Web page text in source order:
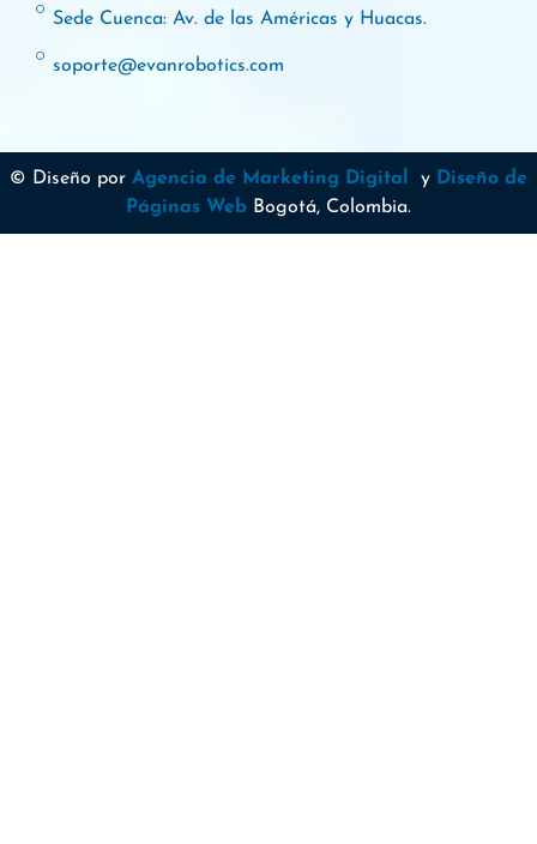
Sede Cuenca: Av. de las Américas y Huacas.
soporte@evanrobotics.com
© Diseño por Agencia de Marketing Digital y Diseño de
Páginas Web Bogotá, Colombia.